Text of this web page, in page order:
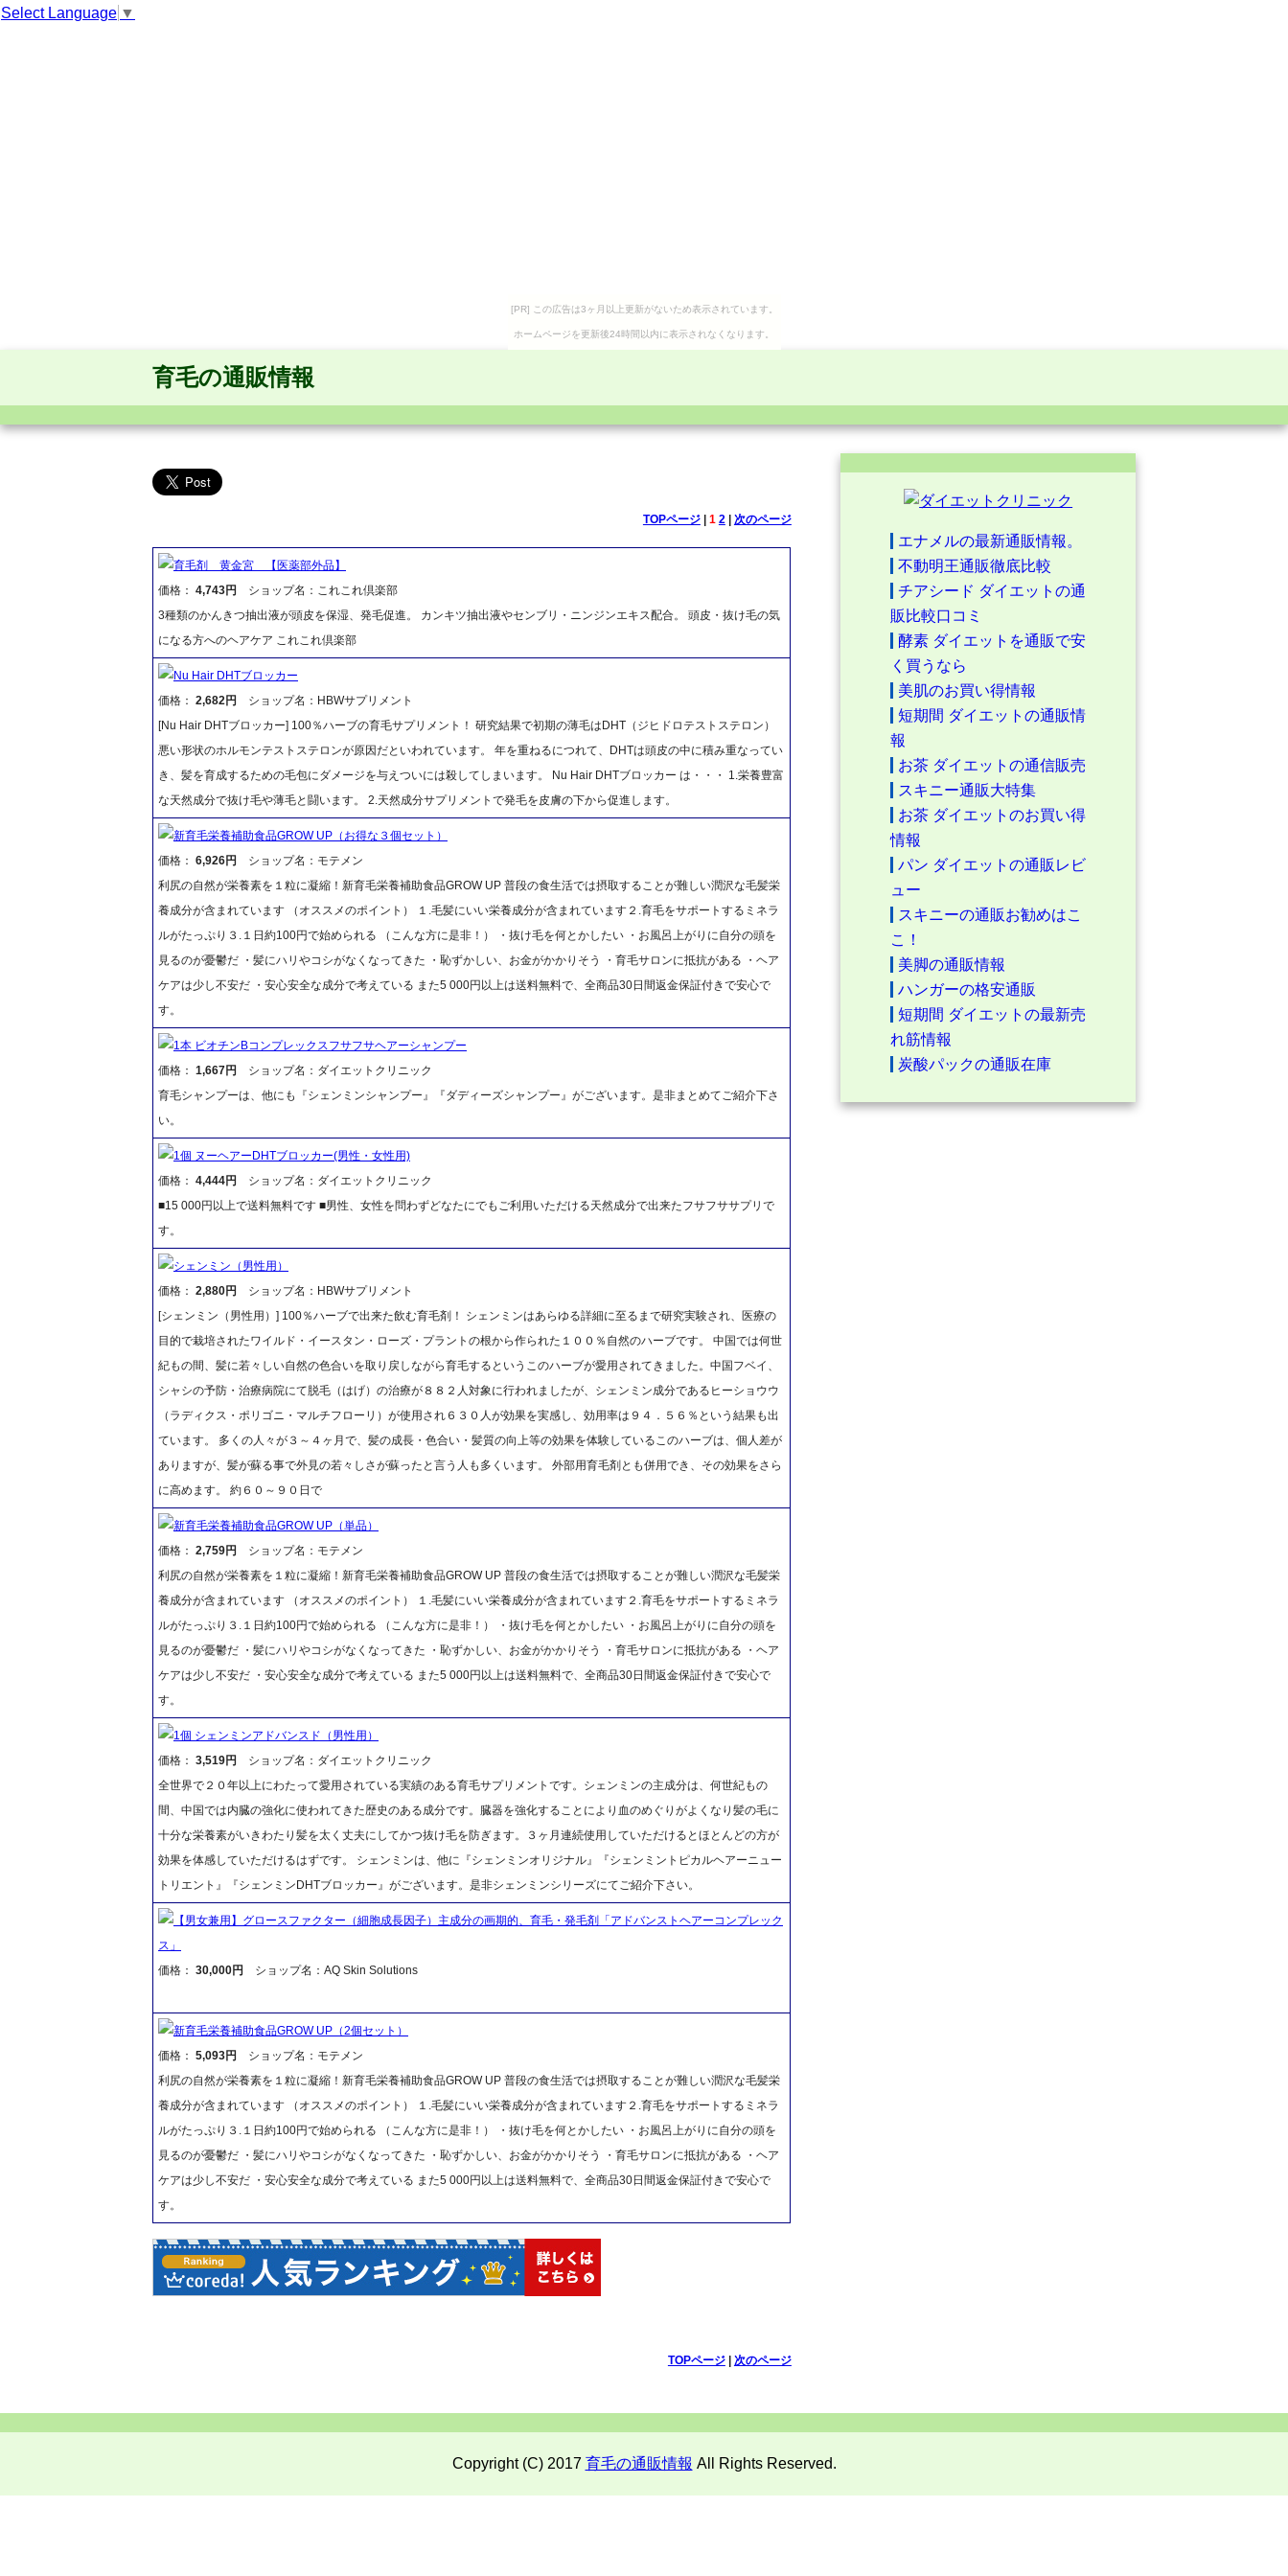
Select Language ▼
[PR] この広告は3ヶ月以上更新がないため表示されています。
ホームページを更新後24時間以内に表示されなくなります。
育毛の通販情報
TOPページ| 1 2| 次のページ
育毛剤 黄金宮 【医薬部外品】
価格： 4,743円
ショップ名：これこれ倶楽部
3種類のかんきつ抽出液が頭皮を保湿、発毛促進。 カンキツ抽出液やセンブリ・ニンジンエキス配合。 頭皮・抜け毛の気
になる方へのヘアケア これこれ倶楽部
Nu Hair DHTブロッカー
価格： 2,682円
ショップ名：HBWサプリメント
[Nu Hair DHTブロッカー] 100％ハーブの育毛サプリメント！ 研究結果で初期の薄毛はDHT（ジヒドロテストステロン）
悪い形状のホルモンテストステロンが原因だといわれています。 年を重ねるにつれて、DHTは頭皮の中に積み重なってい
き、髪を育成するための毛包にダメージを与えついには殺してしまいます。 Nu Hair DHTブロッカー は・・・ 1.栄養豊富
な天然成分で抜け毛や薄毛と闘います。 2.天然成分サプリメントで発毛を皮膚の下から促進します。
新育毛栄養補助食品GROW UP（お得な３個セット）
価格： 6,926円
ショップ名：モテメン
利尻の自然が栄養素を１粒に凝縮！新育毛栄養補助食品GROW UP 普段の食生活では摂取することが難しい潤沢な毛髪栄
養成分が含まれています （オススメのポイント） １.毛髪にいい栄養成分が含まれています２.育毛をサポートするミネラ
ルがたっぷり３.１日約100円で始められる （こんな方に是非！） ・抜け毛を何とかしたい ・お風呂上がりに自分の頭を
見るのが憂鬱だ ・髪にハリやコシがなくなってきた ・恥ずかしい、お金がかかりそう ・育毛サロンに抵抗がある ・ヘア
ケアは少し不安だ ・安心安全な成分で考えている また5 000円以上は送料無料で、全商品30日間返金保証付きで安心で
す。
1本 ビオチンBコンプレックスフサフサヘアーシャンプー
価格： 1,667円
ショップ名：ダイエットクリニック
育毛シャンプーは、他にも『シェンミンシャンプー』『ダディーズシャンプー』がございます。是非まとめてご紹介下さ
い。
1個 ヌーヘアーDHTブロッカー(男性・女性用)
価格： 4,444円
ショップ名：ダイエットクリニック
■15 000円以上で送料無料です ■男性、女性を問わずどなたにでもご利用いただける天然成分で出来たフサフササプリで
す。
シェンミン（男性用）
価格： 2,880円
ショップ名：HBWサプリメント
[シェンミン（男性用）] 100％ハーブで出来た飲む育毛剤！ シェンミンはあらゆる詳細に至るまで研究実験され、医療の
目的で栽培されたワイルド・イースタン・ローズ・プラントの根から作られた１００％自然のハーブです。 中国では何世
紀もの間、髪に若々しい自然の色合いを取り戻しながら育毛するというこのハーブが愛用されてきました。中国フベイ、
シャシの予防・治療病院にて脱毛（はげ）の治療が８８２人対象に行われましたが、シェンミン成分であるヒーショウウ
（ラディクス・ポリゴニ・マルチフローリ）が使用され６３０人が効果を実感し、効用率は９４．５６％という結果も出
ています。 多くの人々が３～４ヶ月で、髪の成長・色合い・髪質の向上等の効果を体験しているこのハーブは、個人差が
ありますが、髪が蘇る事で外見の若々しさが蘇ったと言う人も多くいます。 外部用育毛剤とも併用でき、その効果をさら
に高めます。 約６０～９０日で
新育毛栄養補助食品GROW UP（単品）
価格： 2,759円
ショップ名：モテメン
利尻の自然が栄養素を１粒に凝縮！新育毛栄養補助食品GROW UP 普段の食生活では摂取することが難しい潤沢な毛髪栄
養成分が含まれています （オススメのポイント） １.毛髪にいい栄養成分が含まれています２.育毛をサポートするミネラ
ルがたっぷり３.１日約100円で始められる （こんな方に是非！） ・抜け毛を何とかしたい ・お風呂上がりに自分の頭を
見るのが憂鬱だ ・髪にハリやコシがなくなってきた ・恥ずかしい、お金がかかりそう ・育毛サロンに抵抗がある ・ヘア
ケアは少し不安だ ・安心安全な成分で考えている また5 000円以上は送料無料で、全商品30日間返金保証付きで安心で
す。
1個 シェンミンアドバンスド（男性用）
価格： 3,519円
ショップ名：ダイエットクリニック
全世界で２０年以上にわたって愛用されている実績のある育毛サプリメントです。シェンミンの主成分は、何世紀もの
間、中国では内臓の強化に使われてきた歴史のある成分です。臓器を強化することにより血のめぐりがよくなり髪の毛に
十分な栄養素がいきわたり髪を太く丈夫にしてかつ抜け毛を防ぎます。３ヶ月連続使用していただけるとほとんどの方が
効果を体感していただけるはずです。 シェンミンは、他に『シェンミンオリジナル』『シェンミントピカルヘアーニュー
トリエント』『シェンミンDHTブロッカー』がございます。是非シェンミンシリーズにてご紹介下さい。
【男女兼用】グロースファクター（細胞成長因子）主成分の画期的、育毛・発毛剤「アドバンストヘアーコンプレック
ス」
価格： 30,000円 ショップ名：AQ Skin Solutions
新育毛栄養補助食品GROW UP（2個セット）
価格： 5,093円
ショップ名：モテメン
利尻の自然が栄養素を１粒に凝縮！新育毛栄養補助食品GROW UP 普段の食生活では摂取することが難しい潤沢な毛髪栄
養成分が含まれています （オススメのポイント） １.毛髪にいい栄養成分が含まれています２.育毛をサポートするミネラ
ルがたっぷり３.１日約100円で始められる （こんな方に是非！） ・抜け毛を何とかしたい ・お風呂上がりに自分の頭を
見るのが憂鬱だ ・髪にハリやコシがなくなってきた ・恥ずかしい、お金がかかりそう ・育毛サロンに抵抗がある ・ヘア
ケアは少し不安だ ・安心安全な成分で考えている また5 000円以上は送料無料で、全商品30日間返金保証付きで安心で
す。
TOPページ| 次のページ
エナメルの最新通販情報。
不動明王通販徹底比較
チアシード ダイエットの通
販比較口コミ
酵素 ダイエットを通販で安
く買うなら
美肌のお買い得情報
短期間 ダイエットの通販情
報
お茶 ダイエットの通信販売
スキニー通販大特集
お茶 ダイエットのお買い得
情報
パン ダイエットの通販レビ
ュー
スキニーの通販お勧めはこ
こ！
美脚の通販情報
ハンガーの格安通販
短期間 ダイエットの最新売
れ筋情報
炭酸パックの通販在庫
Copyright (C) 2017 育毛の通販情報 All Rights Reserved.